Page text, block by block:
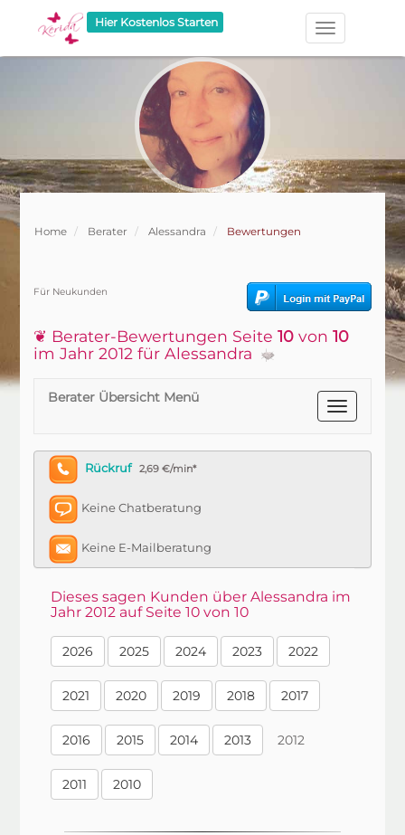
Hier Kostenlos Starten
Home Berater Alessandra Bewertungen
Für Neukunden
❦ Berater-Bewertungen Seite10 von10
im Jahr 2012 für Alessandra
Berater Übersicht Menü
Rückruf 2,69 €/min*
Keine Chatberatung
Keine E-Mailberatung
Dieses sagen Kunden über Alessandra im
Jahr 2012 auf Seite 10 von 10
2026 2025 2024 2023 2022
2021 2020 2019 2018 2017
2016 2015 2014 2013 2012
2011 2010